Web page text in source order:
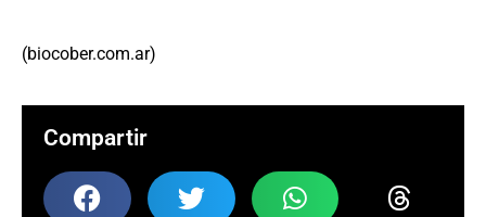
(biocober.com.ar)
Compartir